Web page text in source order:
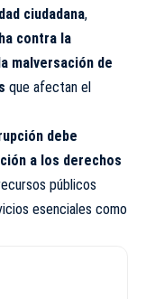
ciudadana,
contra la
malversación de
que afectan el
debe
a los derechos
públicos
esenciales como